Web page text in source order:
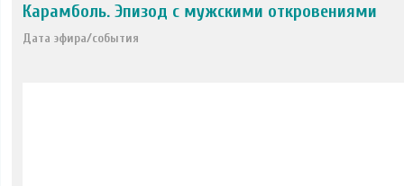
Карамболь. Эпизод с мужскими откровениями
Дата эфира/события